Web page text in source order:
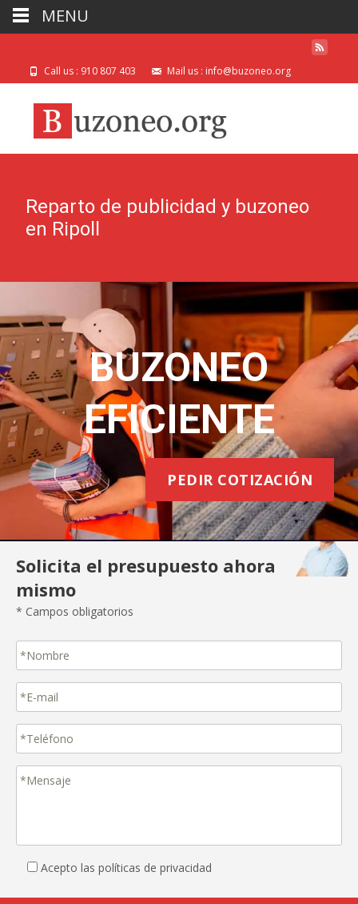
Call us : 910 807 403 Mail us : info@buzoneo.org
Reparto de publicidad y buzoneo
en Ripoll
BUZONEO
EFICIENTE
PEDIR COTIZACIÓN
Solicita el presupuesto ahora
mismo
* Campos obligatorios
Acepto las políticas de privacidad
MENU